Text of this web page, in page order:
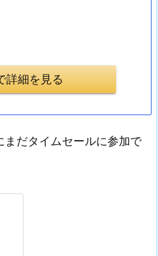
詳細を見る
だタイムセールに参加で